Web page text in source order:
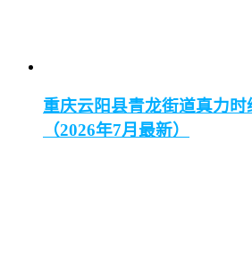
重庆云阳县青龙街道真力
（2026年7月最新）